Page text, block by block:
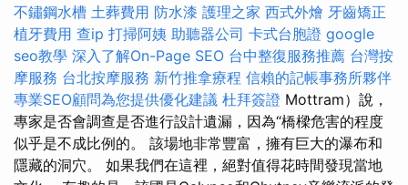
不鏽鋼水槽 土葬費用 防水漆 護理之家 西式外燴 牙齒矯正
植牙費用 查ip 打掃阿姨 助聽器公司 卡式台胞證 google
seo教學 深入了解On-Page SEO 台中整復服務推薦 台灣按
摩服務 台北按摩服務 新竹推拿療程 信賴的記帳事務所夥伴
專業SEO顧問為您提供優化建議 杜拜簽證 Mottram）說，
專家是否會調查是否進行設計遺漏，因為“橋樑危害的程度
似乎是不成比例的。 該場地非常豐富，擁有巨大的瀑布和
隱藏的洞穴。 如果我們在這裡，絕對值得花時間發現當地